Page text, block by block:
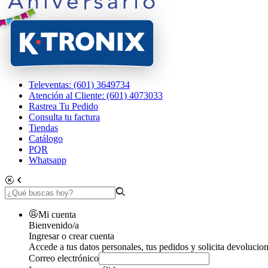
Televentas: (601) 3649734
Atención al Cliente: (601) 4073033
Rastrea Tu Pedido
Consulta tu factura
Tiendas
Catálogo
PQR
Whatsapp
Mi cuenta
Bienvenido/a
Ingresar o crear cuenta
Accede a tus datos personales, tus pedidos y solicita
Correo electrónico